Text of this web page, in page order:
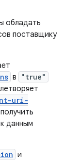
обладать
поставщику
в "true"
uri-
данным
и